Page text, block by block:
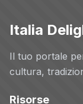
Italia
Il tuo portale
cultura,
Risorse